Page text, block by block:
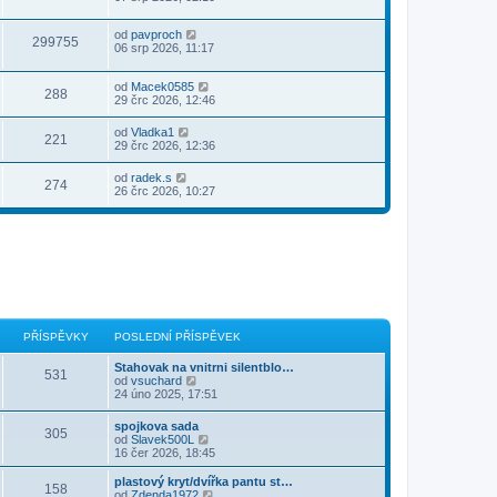
299755 od pavproch
06 srp 2026, 11:17
288 od Macek0585
29 črc 2026, 12:46
221 od Vladka1
29 črc 2026, 12:36
274 od radek.s
26 črc 2026, 10:27
PŘÍSPĚVKY POSLEDNÍ PŘÍSPĚVEK
531
Stahovak na vnitrni silentblo…
od vsuchard
o
a
z
i
t
p
24 úno 2025, 17:51
305
spojkova sada
od Slavek500L
o
b
r
a
16 čer 2026, 18:45
158
plastový kryt/dvířka pantu st…